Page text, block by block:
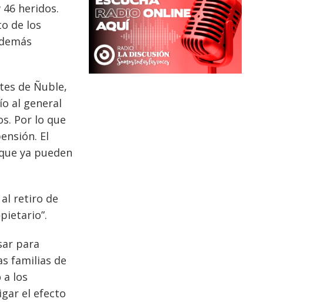
heridos.
de los
de Ñuble,
al general
Por lo que
El
ya pueden
al retiro de
para
familias de
a los
el efecto